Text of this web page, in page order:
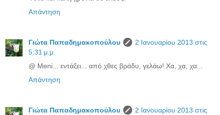
Απάντηση
Γιώτα Παπαδημακοπούλου
2 Ιανουαρίου 2013 στις
5:31 μ.μ.
@ Meni... εντάξει... από χθες βράδυ, γελάω! Χα, χα, χα...
Απάντηση
Γιώτα Παπαδημακοπούλου
2 Ιανουαρίου 2013 στις